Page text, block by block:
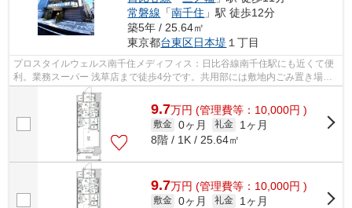
常磐線 「南千住 」駅 徒歩12分
築5年 / 25.64㎡
東京都台東区日本堤 １丁目
プロスタイルウェルス南千住メディフィス：日比谷線南千住駅にも近くて便
利。業務スーパー 浅草店まで徒歩4分です。共用部には敷地内ごみ置き場・
エレベータなど様々な設備やサービス...
9.7万円 (管理費等：10,000円 )
敷金 0ヶ月 礼金
1ヶ月
8階 / 1K / 25.64㎡
9.7万円 (管理費等：10,000円 )
敷金 0ヶ月 礼金
1ヶ月